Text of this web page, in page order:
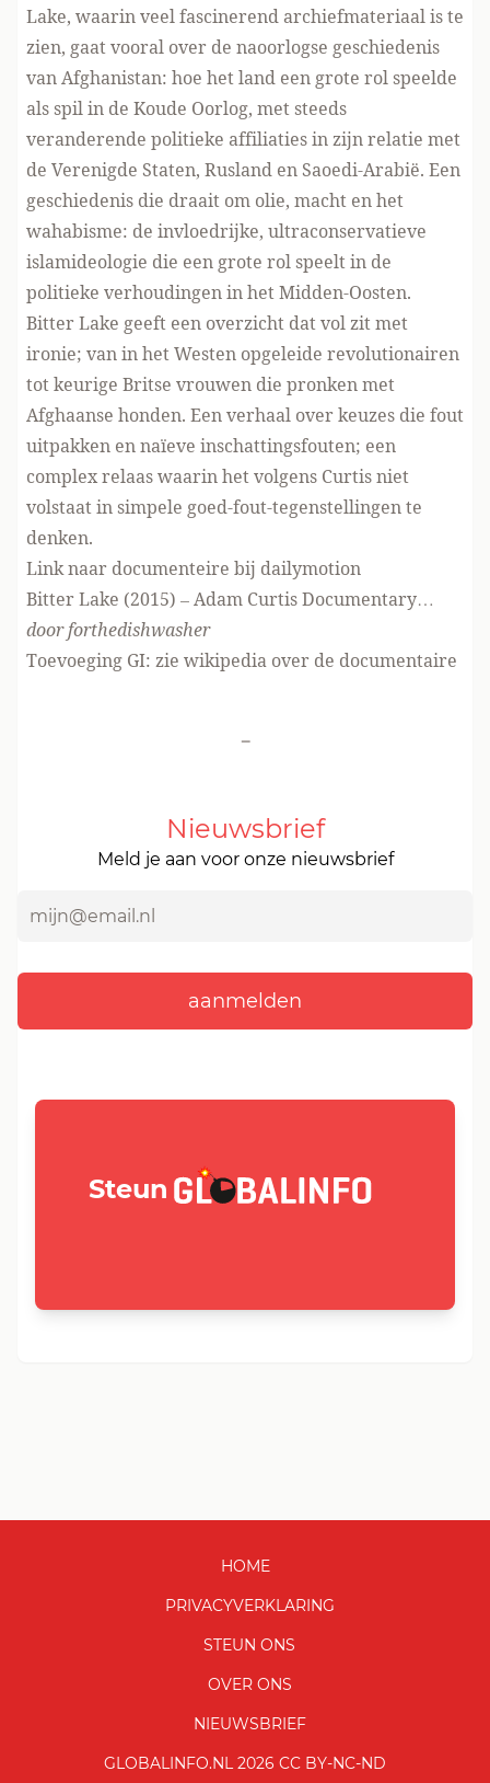
Lake, waarin veel fascinerend archiefmateriaal is te
zien, gaat vooral over de naoorlogse geschiedenis
van Afghanistan: hoe het land een grote rol speelde
als spil in de Koude Oorlog, met steeds
veranderende politieke affiliaties in zijn relatie met
de Verenigde Staten, Rusland en Saoedi-Arabië. Een
geschiedenis die draait om olie, macht en het
wahabisme: de invloedrijke, ultraconservatieve
islamideologie die een grote rol speelt in de
politieke verhoudingen in het Midden-Oosten.
Bitter Lake geeft een overzicht dat vol zit met
ironie; van in het Westen opgeleide revolutionairen
tot keurige Britse vrouwen die pronken met
Afghaanse honden. Een verhaal over keuzes die fout
uitpakken en naïeve inschattingsfouten; een
complex relaas waarin het volgens Curtis niet
volstaat in simpele goed-fout-tegenstellingen te
denken.
Linknaar documenteire bij dailymotion
Bitter Lake (2015) – Adam Curtis Documentary…
doorforthedishwasher
Toevoeging GI: zie wikipedia over de documentaire
-
Nieuwsbrief
Meld je aan voor onze nieuwsbrief
Steun GLOBALINFO.nl
HOME
PRIVACYVERKLARING
STEUN ONS
OVER ONS
NIEUWSBRIEF
GLOBALINFO.NL 2026 CC BY-NC-ND